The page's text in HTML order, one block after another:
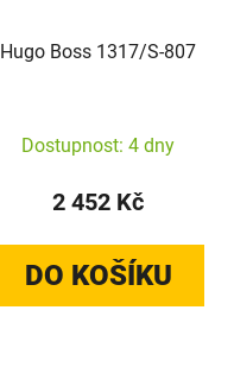
Hugo Boss 1317/S-807
Dostupnost: 4 dny
2 452 Kč
DO KOŠÍKU